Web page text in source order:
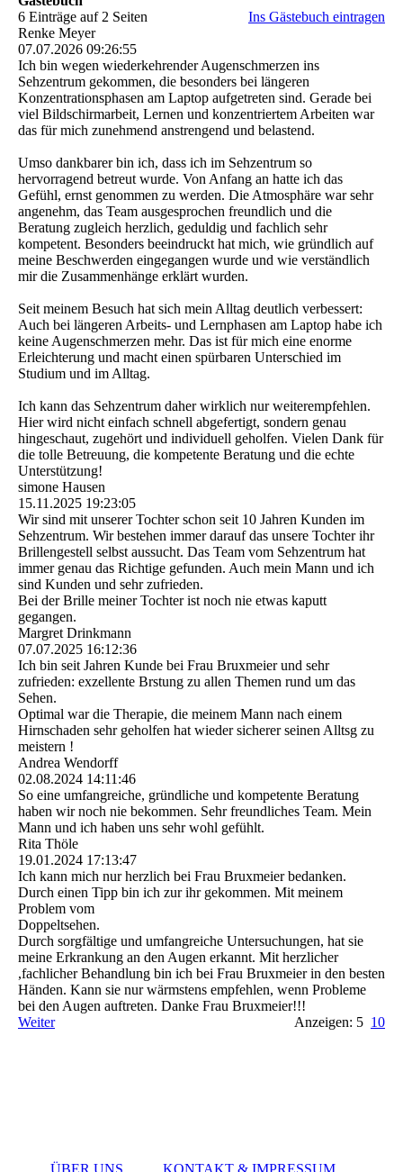
6 Einträge auf 2 Seiten
Ins Gästebuch eintragen
Renke Meyer
07.07.2026 09:26:55
Ich bin wegen wiederkehrender Augenschmerzen ins
Sehzentrum gekommen, die besonders bei längeren
Konzentrationsphasen am Laptop aufgetreten sind. Gerade bei
viel Bildschirmarbeit, Lernen und konzentriertem Arbeiten war
das für mich zunehmend anstrengend und belastend.
Umso dankbarer bin ich, dass ich im Sehzentrum so
hervorragend betreut wurde. Von Anfang an hatte ich das
Gefühl, ernst genommen zu werden. Die Atmosphäre war sehr
angenehm, das Team ausgesprochen freundlich und die
Beratung zugleich herzlich, geduldig und fachlich sehr
kompetent. Besonders beeindruckt hat mich, wie gründlich auf
meine Beschwerden eingegangen wurde und wie verständlich
mir die Zusammenhänge erklärt wurden.
Seit meinem Besuch hat sich mein Alltag deutlich verbessert:
Auch bei längeren Arbeits- und Lernphasen am Laptop habe ich
keine Augenschmerzen mehr. Das ist für mich eine enorme
Erleichterung und macht einen spürbaren Unterschied im
Studium und im Alltag.
Ich kann das Sehzentrum daher wirklich nur weiterempfehlen.
Hier wird nicht einfach schnell abgefertigt, sondern genau
hingeschaut, zugehört und individuell geholfen. Vielen Dank für
die tolle Betreuung, die kompetente Beratung und die echte
Unterstützung!
simone Hausen
15.11.2025 19:23:05
Wir sind mit unserer Tochter schon seit 10 Jahren Kunden im
Sehzentrum. Wir bestehen immer darauf das unsere Tochter ihr
Brillengestell selbst aussucht. Das Team vom Sehzentrum hat
immer genau das Richtige gefunden. Auch mein Mann und ich
sind Kunden und sehr zufrieden.
Bei der Brille meiner Tochter ist noch nie etwas kaputt
gegangen.
Margret Drinkmann
07.07.2025 16:12:36
Ich bin seit Jahren Kunde bei Frau Bruxmeier und sehr
zufrieden: exzellente Brstung zu allen Themen rund um das
Sehen.
Optimal war die Therapie, die meinem Mann nach einem
Hirnschaden sehr geholfen hat wieder sicherer seinen Alltsg zu
meistern !
Andrea Wendorff
02.08.2024 14:11:46
So eine umfangreiche, gründliche und kompetente Beratung
haben wir noch nie bekommen. Sehr freundliches Team. Mein
Mann und ich haben uns sehr wohl gefühlt.
Rita Thöle
19.01.2024 17:13:47
Ich kann mich nur herzlich bei Frau Bruxmeier bedanken.
Durch einen Tipp bin ich zur ihr gekommen. Mit meinem
Problem vom
Doppeltsehen.
Durch sorgfältige und umfangreiche Untersuchungen, hat sie
meine Erkrankung an den Augen erkannt. Mit herzlicher
,fachlicher Behandlung bin ich bei Frau Bruxmeier in den besten
Händen. Kann sie nur wärmstens empfehlen, wenn Probleme
bei den Augen auftreten. Danke Frau Bruxmeier!!!
Weiter
Anzeigen: 5 10